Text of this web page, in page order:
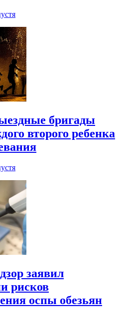
бригады
второго ребенка
заявил
рисков
оспы обезьян